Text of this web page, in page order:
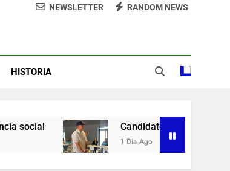
y rinde cuentas de sus 18
de León hace un mes
NEWSLETTER RANDOM NEWS
HISTORIA
Candidato George Richardson ejerce su
1 Día Ago